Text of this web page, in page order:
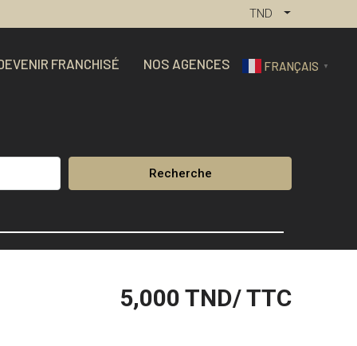
TND
FRANCHISÉ NOS AGENCES FRANÇAIS ▼
Recherche
5,000 TND/ TTC